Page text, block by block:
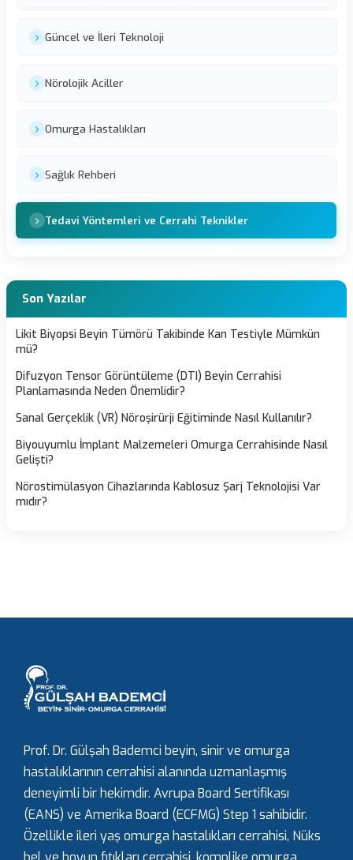
Güncel ve İleri Teknoloji
Nörolojik Aciller
Omurga Hastalıkları
Sağlık Rehberi
Tedavi Yöntemleri ve Cerrahi Teknikler
Son Yazılar
Likit Biyopsi Beyin Tümörü Takibinde Kan Testiyle Mümkün
mü?
Difuzyon Tensor Görüntüleme (DTI) Beyin Cerrahisi
Planlamasında Neden Önemlidir?
Sanal Gerçeklik (VR) Nöroşirürji Eğitiminde Nasıl Kullanılır?
Biyouyumlu İmplant Malzemeleri Omurga Cerrahisinde Nasıl
Gelişti?
Nörostimülasyon Cihazlarında Kablosuz Şarj Teknolojisi Var
mıdır?
Prof. Dr. Gülşah Bademci beyin, sinir ve omurga
hastalıklarının cerrahisi alanında uzmanlaşmış
deneyimli bir hekimdir. Avrupa Board Sertifikası
(EANS) ve Amerika Board (ECFMG) Step 1 sahibidir.
Özellikle ileri yaş omurga hastalıkları cerrahisi, Nüks